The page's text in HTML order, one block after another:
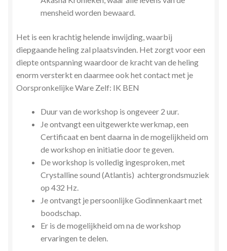
mensheid worden bewaard.
Het is een krachtig helende inwijding, waarbij
diepgaande heling zal plaatsvinden. Het zorgt voor een
diepte ontspanning waardoor de kracht van de heling
enorm versterkt en daarmee ook het contact met je
Oorspronkelijke Ware Zelf: IK BEN
Duur van de workshop is ongeveer 2 uur.
Je ontvangt een uitgewerkte werkmap, een
Certificaat en bent daarna in de mogelijkheid om
de workshop en initiatie door te geven.
De workshop is volledig ingesproken, met
Crystalline sound (Atlantis) achtergrondsmuziek
op 432 Hz.
Je ontvangt je persoonlijke Godinnenkaart met
boodschap.
Er is de mogelijkheid om na de workshop
ervaringen te delen.